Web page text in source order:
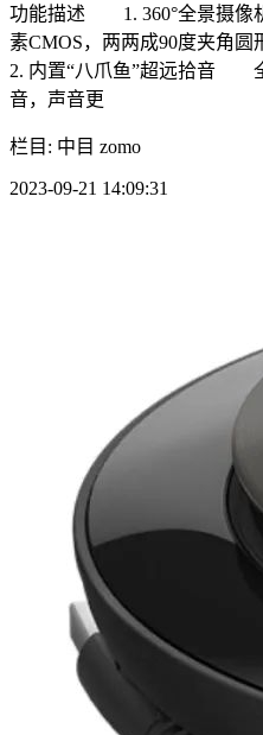
功能描述 1. 360°全景摄像
素CMOS，两两成90度夹角
2. 内置“八爪鱼”超远拾音
音，声音更
栏目: 中目 zomo
2023-09-21 14:09:31